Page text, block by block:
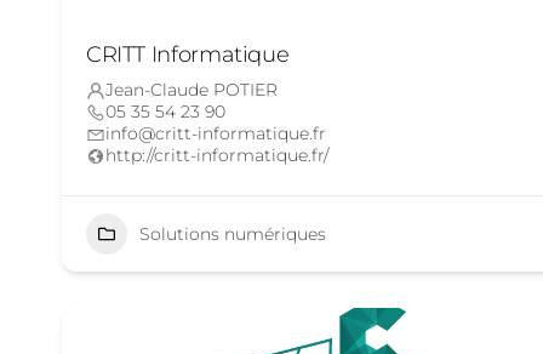
CRITT Informatique
Jean-Claude POTIER
05 35 54 23 90
info@critt-informatique.fr
http://critt-informatique.fr/
Solutions numériques